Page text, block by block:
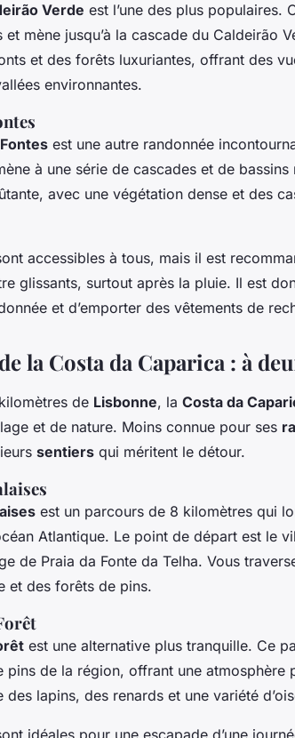
Verde est l’une des plus populaires.
et mène jusqu’à la cascade du Caldeirão
et des forêts luxuriantes, offrant des
environnantes.
est une autre randonnée
à une série de cascades et de
avec une végétation dense et des
accessibles à tous, mais il est
glissants, surtout après la pluie. Il est
et d’emporter des vêtements de
la Costa da Caparica : à
de Lisbonne, la Costa da
et de nature. Moins connue pour ses
sentiers qui méritent le détour.
est un parcours de 8 kilomètres qui
Atlantique. Le point de départ est le
de Praia da Fonte da Telha. Vous
et des forêts de pins.
est une alternative plus tranquille. Ce
pins de la région, offrant une atmosphère
lapins, des renards et une variété